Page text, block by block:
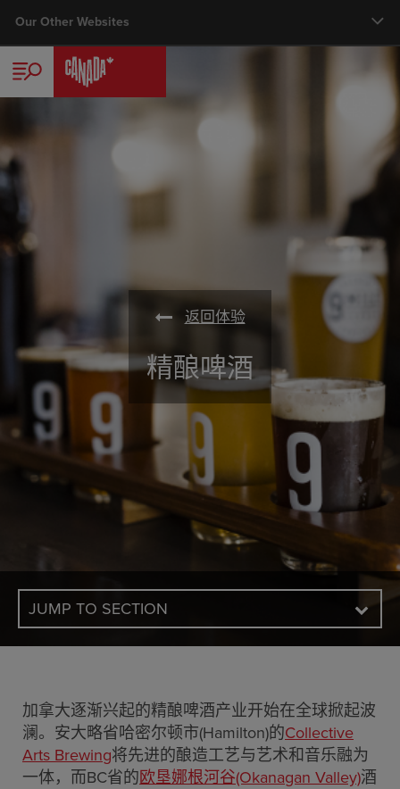
content
Our Other Websites
旅行者
加拿大旅游专家计划
Main nav
返回体验
精酿啤酒
JUMP TO SECTION
加拿大逐渐兴起的精酿啤酒产业开始在全球掀起波
澜。安大略省哈密尔顿市(Hamilton)的Collective
Arts Brewing将先进的酿造工艺与艺术和音乐融为
一体，而BC省的欧垦娜根河谷(Okanagan Valley)酒